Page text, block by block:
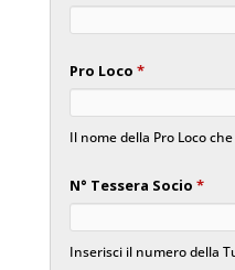
Pro Loco*
Il nome della Pro Loco
N° Tessera Socio*
Inserisci il numero della